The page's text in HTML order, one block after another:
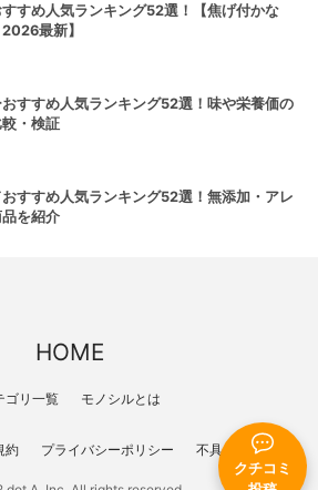
クチコミ
すめ人気ランキング52選！【焦げ付かな
最新】
すすめ人気ランキング52選！味や栄養価の
・検証
おすすめ人気ランキング52選！無添加・アレ
を紹介
HOME
ゴリ一覧 モノシルとは
約 プライバシーポリシー 不具合報告